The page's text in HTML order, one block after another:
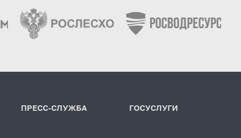
ПРЕСС-СЛУЖБА ГОСУСЛУГИ